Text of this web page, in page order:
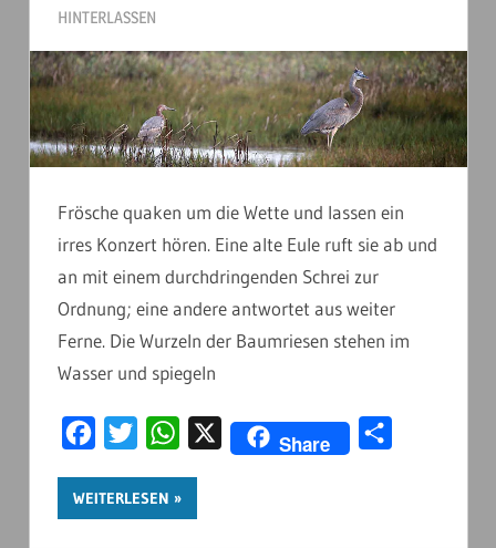
HINTERLASSEN
Frösche quaken um die Wette und lassen ein
irres Konzert hören. Eine alte Eule ruft sie ab und
an mit einem durchdringenden Schrei zur
Ordnung; eine andere antwortet aus weiter
Ferne. Die Wurzeln der Baumriesen stehen im
Wasser und spiegeln
FacebookTwitter WhatsApp
X Share
WEITERLESEN